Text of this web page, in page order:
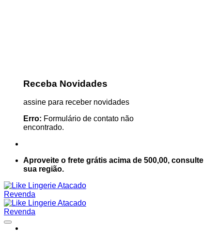
Receba Novidades
assine para receber novidades
Erro: Formulário de contato não
encontrado.
Aproveite o frete grátis acima de 500,00, consulte
sua região.